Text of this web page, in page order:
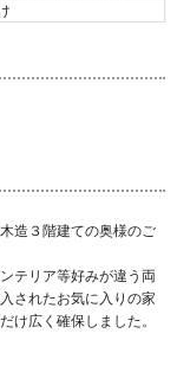
造３階建ての奥様のご
テリア等好みが違う両
されたお気に入りの家
け広く確保しました。